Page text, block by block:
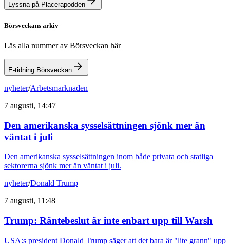
Lyssna på Placerapodden
Börsveckans arkiv
Läs alla nummer av Börsveckan här
E-tidning Börsveckan
nyheter/Arbetsmarknaden
7 augusti, 14:47
Den amerikanska sysselsättningen sjönk mer än
väntat i juli
Den amerikanska sysselsättningen inom både privata och statliga
sektorerna sjönk mer än väntat i juli.
nyheter/Donald Trump
7 augusti, 11:48
Trump: Räntebeslut är inte enbart upp till Warsh
USA:s president Donald Trump säger att det bara är "lite grann" upp